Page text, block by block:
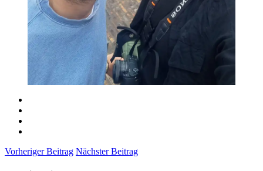
Vorheriger Beitrag Nächster Beitrag